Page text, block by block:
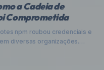
a Cadeia de
Comprometida
npm roubou credenciais e
diversas organizações.